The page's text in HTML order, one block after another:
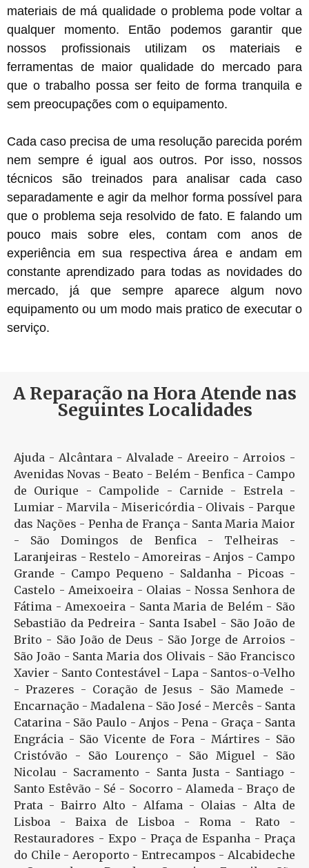
materiais de má qualidade o problema pode voltar a
qualquer momento. Então podemos garantir que
nossos profissionais utilizam os materiais e
ferramentas de maior qualidade do mercado para
que o trabalho possa ser feito de forma tranquila e
sem preocupações com o equipamento.
Cada caso precisa de uma resolução parecida porém
nem sempre é igual aos outros. Por isso, nossos
técnicos são treinados para analisar cada caso
separadamente e agir da melhor forma possível para
que o problema seja resolvido de fato. E falando um
pouco mais sobre eles, contam com anos de
experiência em sua respectiva área e andam em
constante aprendizado para todas as novidades do
mercado, já que sempre aparece algum novo
equipamento ou um modo mais pratico de executar o
serviço.
A Reparação na Hora Atende nas
Seguintes Localidades
Ajuda - Alcântara - Alvalade - Areeiro - Arroios -
Avenidas Novas - Beato - Belém - Benfica - Campo
de Ourique - Campolide - Carnide - Estrela -
Lumiar - Marvila - Misericórdia - Olivais - Parque
das Nações - Penha de França - Santa Maria Maior
- São Domingos de Benfica - Telheiras -
Laranjeiras - Restelo - Amoreiras - Anjos - Campo
Grande - Campo Pequeno - Saldanha - Picoas -
Castelo - Ameixoeira - Olaias - Nossa Senhora de
Fátima - Amexoeira - Santa Maria de Belém - São
Sebastião da Pedreira - Santa Isabel - São João de
Brito - São João de Deus - São Jorge de Arroios -
São João - Santa Maria dos Olivais - São Francisco
Xavier - Santo Contestável - Lapa - Santos-o-Velho
- Prazeres - Coração de Jesus - São Mamede -
Encarnação - Madalena - São José - Mercês - Santa
Catarina - São Paulo - Anjos - Pena - Graça - Santa
Engrácia - São Vicente de Fora - Mártires - São
Cristóvão - São Lourenço - São Miguel - São
Nicolau - Sacramento - Santa Justa - Santiago -
Santo Estêvão - Sé - Socorro - Alameda - Braço de
Prata - Bairro Alto - Alfama - Olaias - Alta de
Lisboa - Baixa de Lisboa - Roma - Rato -
Restauradores - Expo - Praça de Espanha - Praça
do Chile - Aeroporto - Entrecampos - Alcabideche